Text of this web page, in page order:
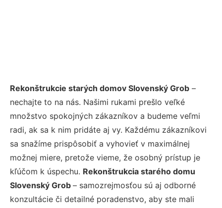
Rekonštrukcie starých domov Slovenský Grob –
nechajte to na nás. Našimi rukami prešlo veľké
množstvo spokojných zákazníkov a budeme veľmi
radi, ak sa k nim pridáte aj vy. Každému zákazníkovi
sa snažíme prispôsobiť a vyhovieť v maximálnej
možnej miere, pretože vieme, že osobný prístup je
kľúčom k úspechu. Rekonštrukcia starého domu
Slovenský Grob – samozrejmosťou sú aj odborné
konzultácie či detailné poradenstvo, aby ste mali